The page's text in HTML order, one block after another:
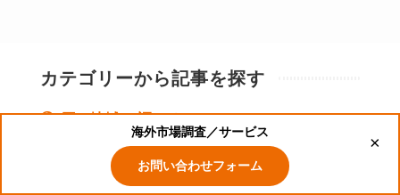
カテゴリーから記事を探す
国、地域 で調べる
ベトナム
シンガポール
台湾 ラオス
海外市場調査／サービス
お問い合わせフォーム
×